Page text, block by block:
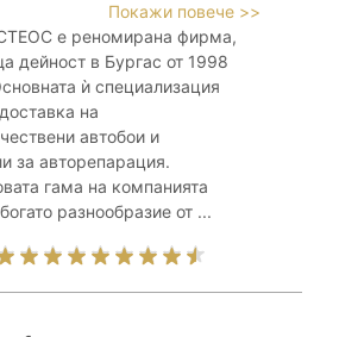
Покажи повече >>
е реномирана фирма,
дейност в Бургас от 1998
ѝ специализация
на
автобои и
за авторепарация.
гама на компанията
разнообразие от ...